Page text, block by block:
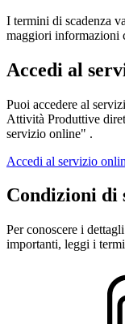
I termini di scadenza
maggiori informazioni
Accedi al
Puoi accedere al
Attività Produttive
servizio online" .
Accedi al servizio
Condizioni di
Per conoscere i
importanti, leggi i